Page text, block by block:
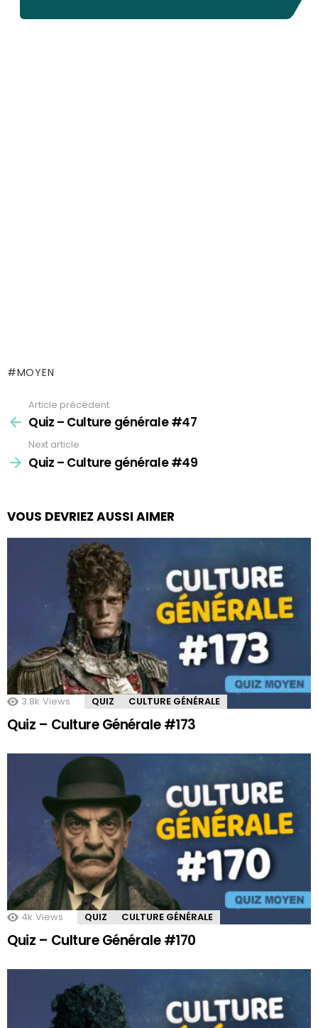
MOYEN
more
Article précédent
Quiz – Culture générale #47
Next article
Quiz – Culture générale #49
VOUS DEVRIEZ AUSSI AIMER
3.8k Views QUIZ CULTURE GÉNÉRALE
Quiz – Culture Générale #173
4k Views QUIZ CULTURE GÉNÉRALE
Quiz – Culture Générale #170